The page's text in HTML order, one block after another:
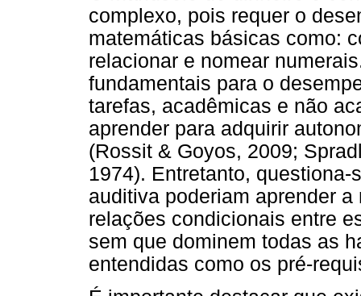
complexo, pois requer o
matemáticas básicas como:
relacionar e nomear
fundamentais para o
tarefas, acadêmicas e não
aprender para adquirir
(Rossit & Goyos, 2009;
1974). Entretanto,
auditiva poderiam aprender
relações condicionais entre
sem que dominem todas as
entendidas como os pré-